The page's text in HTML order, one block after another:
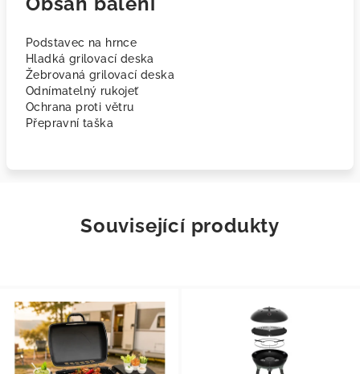
Podstavec na hrnce
Hladká grilovací deska
Žebrovaná grilovací deska
Odnímatelný rukojeť
Ochrana proti větru
Přepravní taška
Související produkty